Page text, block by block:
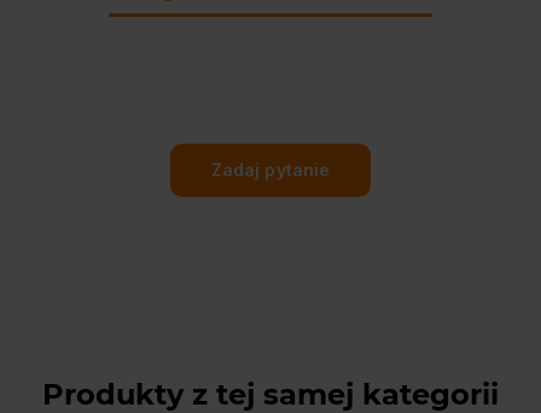
Zadaj pytanie
Produkty z tej samej kategorii